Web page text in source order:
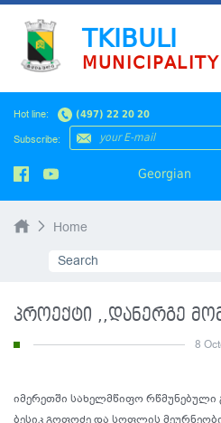
Hot line: (497) 22 20 20
Subscribe:
Georgian
TKIBULI
MUNICIPALITY
HOME
Home
პროექტი ,,დანერგე
8
იმერეთში სახელმწიფო
ბესიკ გოფოძე და სოფლის